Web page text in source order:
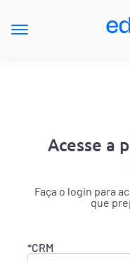
Acesse a
Faça o login para
que
*CRM